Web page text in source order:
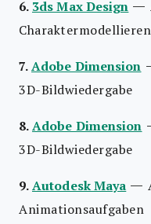
6. 3ds Max Design —
Charaktermodellieren
7.Adobe Dimension
3D-Bildwiedergabe
8.Adobe Dimension
3D-Bildwiedergabe
9.Autodesk Maya —
Animationsaufgaben